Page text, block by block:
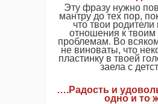
Эту фразу нужно
мантру до тех пор,
что твои
отношения к
проблемам. Во
не виноваты, что
пластинку в твоей
заела с
….Радость и
одно и то